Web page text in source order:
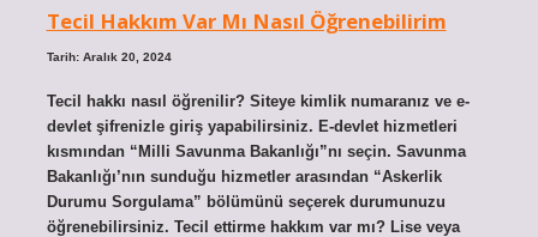
Tecil Hakkım Var Mı Nasıl Öğrenebilirim
Tarih: Aralık 20, 2024
Tecil hakkı nasıl öğrenilir? Siteye kimlik numaranız ve e-
devlet şifrenizle giriş yapabilirsiniz. E-devlet hizmetleri
kısmından “Milli Savunma Bakanlığı”nı seçin. Savunma
Bakanlığı’nın sunduğu hizmetler arasından “Askerlik
Durumu Sorgulama” bölümünü seçerek durumunuzu
öğrenebilirsiniz. Tecil ettirme hakkım var mı? Lise veya